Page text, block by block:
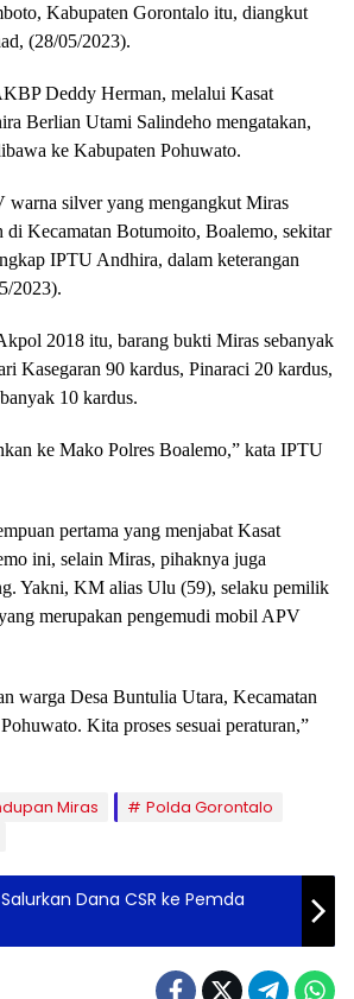
Kabupaten Gorontalo itu, diangkut
(28/05/2023).
Deddy Herman, melalui Kasat
Berlian Utami Salindeho mengatakan,
ke Kabupaten Pohuwato.
warna silver yang mengangkut Miras
di Kecamatan Botumoito, Boalemo, sekitar
IPTU Andhira, dalam keterangan
2023).
2018 itu, barang bukti Miras sebanyak
Kasegaran 90 kardus, Pinaraci 20 kardus,
10 kardus.
ke Mako Polres Boalemo,” kata IPTU
pertama yang menjabat Kasat
ini, selain Miras, pihaknya juga
Yakni, KM alias Ulu (59), selaku pemilik
merupakan pengemudi mobil APV
warga Desa Buntulia Utara, Kecamatan
Kita proses sesuai peraturan,”
Miras
Polda Gorontalo
Salurkan Dana CSR ke Pemda